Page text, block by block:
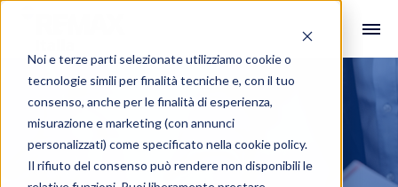
Noi e terze parti selezionate utilizziamo cookie o
tecnologie simili per finalità tecniche e, con il tuo
consenso, anche per le finalità di esperienza,
misurazione e marketing (con annunci
personalizzati) come specificato nella cookie policy.
Il rifiuto del consenso può rendere non disponibili le